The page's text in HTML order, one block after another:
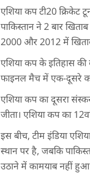
एशिया कप टी20 क्रिकेट
पाकिस्तान ने 2 बार
2000 और 2012 में
एशिया कप के इतिहास
फाइनल मैच में एक-दूसरे
एशिया कप का दूसरा
जीता। एशिया कप का
इस बीच, टीम इंडिया
स्थान पर है, जबकि
उठाने में कामयाब नहीं